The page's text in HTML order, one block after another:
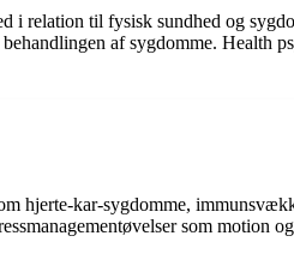
i relation til fysisk sundhed og
af ​​sygdomme. Health
hjerte-kar-sygdomme,
som motion